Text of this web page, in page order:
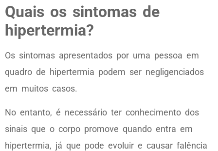
Quais os sintomas de
hipertermia?
Os sintomas apresentados por uma pessoa em
quadro de hipertermia podem ser negligenciados
em muitos casos.
No entanto, é necessário ter conhecimento dos
sinais que o corpo promove quando entra em
hipertermia, já que pode evoluir e causar falência